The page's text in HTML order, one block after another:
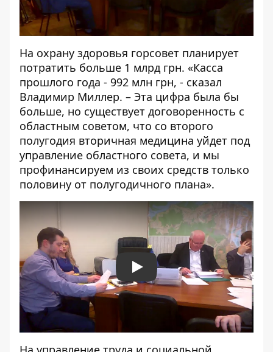
На охрану здоровья горсовет планирует
потратить больше 1 млрд грн. «Касса
прошлого года - 992 млн грн, - сказал
Владимир Миллер. – Эта цифра была бы
больше, но существует договоренность с
областным советом, что со второго
полугодия вторичная медицина уйдет под
управление областного совета, и мы
профинансируем из своих средств только
половину от полугодичного плана».
Play